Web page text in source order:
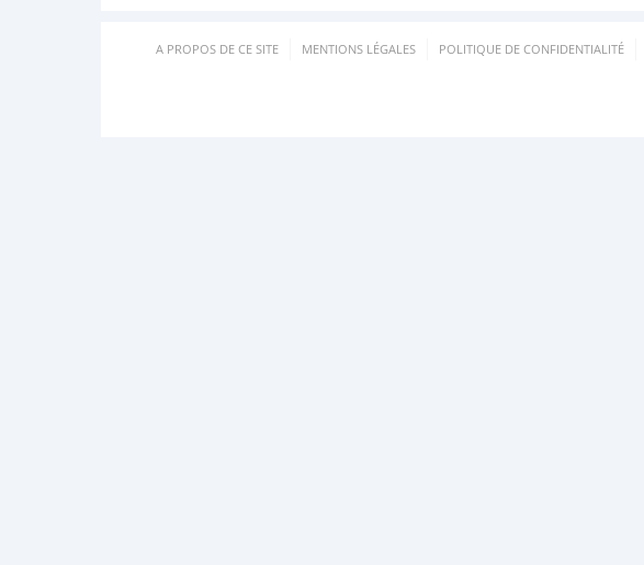
A PROPOS DE CE SITE MENTIONS LÉGALES POLITIQUE DE CONFIDENTIALITÉ